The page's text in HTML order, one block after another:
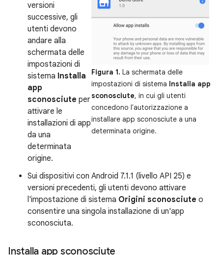
Figura 1. La schermata delle
impostazioni di sistema Installa app
sconosciute, in cui gli utenti
concedono l'autorizzazione a
installare app sconosciute a una
determinata origine.
versioni
successive, gli
utenti devono
andare alla
schermata delle
impostazioni di
sistema Installa
app
sconosciute per
attivare le
installazioni di app
da una
determinata
origine.
Sui dispositivi con Android 7.1.1 (livello API 25) e
versioni precedenti, gli utenti devono attivare
l'impostazione di sistema Origini sconosciute o
consentire una singola installazione di un'app
sconosciuta.
Installa app sconosciute